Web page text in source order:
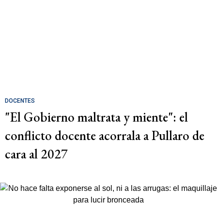
DOCENTES
"El Gobierno maltrata y miente": el
conflicto docente acorrala a Pullaro de
cara al 2027